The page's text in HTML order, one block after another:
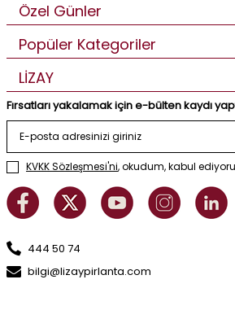
Özel Günler
Popüler Kategoriler
LİZAY
Fırsatları yakalamak için e-bülten kaydı
KVKK Sözleşmesi'ni, okudum, kabul
444 50 74
bilgi@lizaypirlanta.com